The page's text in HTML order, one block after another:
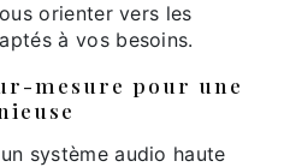
orienter vers les
à vos besoins.
mesure pour une
système audio haute